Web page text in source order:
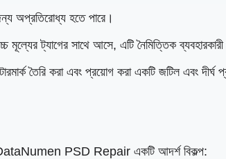
অপ্রতিরোধ্য হতে পারে।
ট্যাগের সাথে আসে, এটি নৈমিত্তিক
তৈরি করা এবং প্রয়োগ করা একটি জটিল এবং দীর্ঘ
PSD Repair একটি আদর্শ বিকল্প: